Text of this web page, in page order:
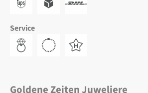
Service
Goldene Zeiten Juweliere